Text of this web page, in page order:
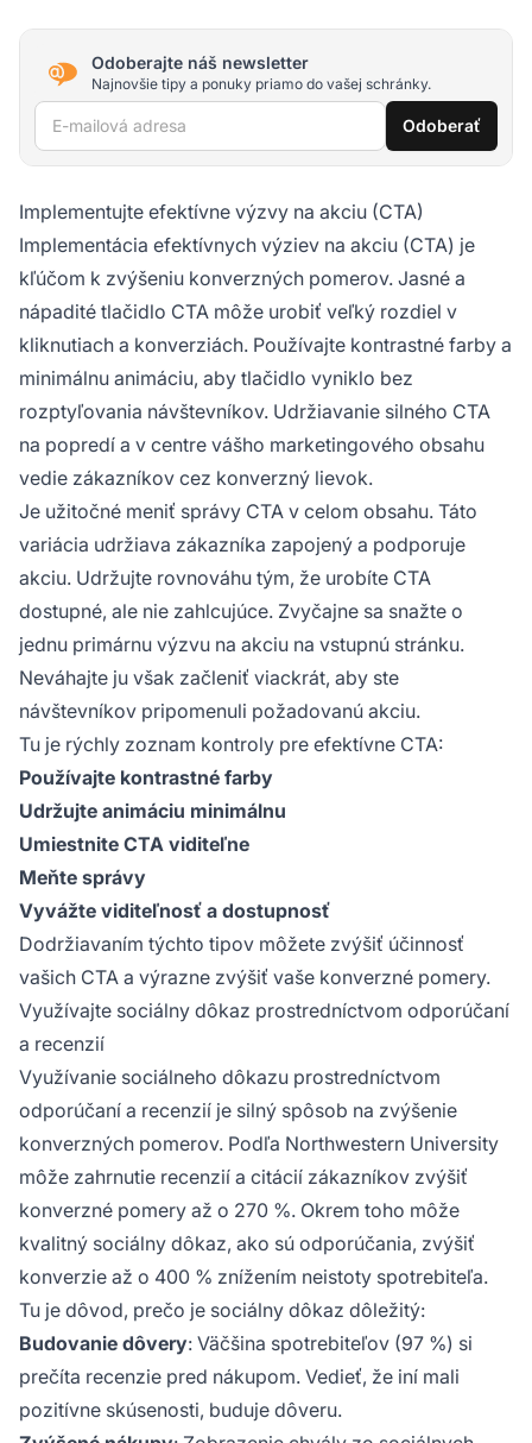
Odoberajte náš newsletter
Najnovšie tipy a ponuky priamo do vašej schránky.
E-mailová adresa Odoberať
Implementujte efektívne výzvy na akciu (CTA)
Implementácia efektívnych výziev na akciu (CTA) je
kľúčom k zvýšeniu konverzných pomerov. Jasné a
nápadité tlačidlo CTA môže urobiť veľký rozdiel v
kliknutiach a konverziách. Používajte kontrastné farby a
minimálnu animáciu, aby tlačidlo vyniklo bez
rozptyľovania návštevníkov. Udržiavanie silného CTA
na popredí a v centre vášho marketingového obsahu
vedie zákazníkov cez konverzný lievok.
Je užitočné meniť správy CTA v celom obsahu. Táto
variácia udržiava zákazníka zapojený a podporuje
akciu. Udržujte rovnováhu tým, že urobíte CTA
dostupné, ale nie zahlcujúce. Zvyčajne sa snažte o
jednu primárnu výzvu na akciu na vstupnú stránku.
Neváhajte ju však začleniť viackrát, aby ste
návštevníkov pripomenuli požadovanú akciu.
Tu je rýchly zoznam kontroly pre efektívne CTA:
Používajte kontrastné farby
Udržujte animáciu minimálnu
Umiestnite CTA viditeľne
Meňte správy
Vyvážte viditeľnosť a dostupnosť
Dodržiavaním týchto tipov môžete zvýšiť účinnosť
vašich CTA a výrazne zvýšiť vaše konverzné pomery.
Využívajte sociálny dôkaz prostredníctvom odporúčaní
a recenzií
Využívanie sociálneho dôkazu prostredníctvom
odporúčaní a recenzií je silný spôsob na zvýšenie
konverzných pomerov. Podľa Northwestern University
môže zahrnutie recenzií a citácií zákazníkov zvýšiť
konverzné pomery až o 270 %. Okrem toho môže
kvalitný sociálny dôkaz, ako sú odporúčania, zvýšiť
konverzie až o 400 % znížením neistoty spotrebiteľa.
Tu je dôvod, prečo je sociálny dôkaz dôležitý:
Budovanie dôvery: Väčšina spotrebiteľov (97 %) si
prečíta recenzie pred nákupom. Vedieť, že iní mali
pozitívne skúsenosti, buduje dôveru.